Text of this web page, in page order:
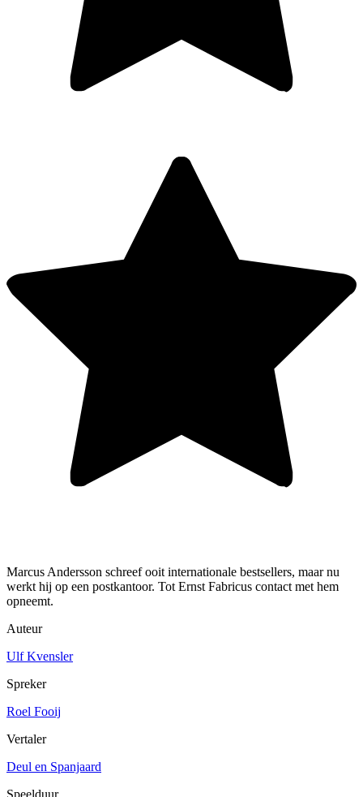
Marcus Andersson schreef ooit internationale bestsellers, maar nu
werkt hij op een postkantoor. Tot Ernst Fabricus contact met hem
opneemt.
Auteur
Ulf Kvensler
Spreker
Roel Fooij
Vertaler
Deul en Spanjaard
Speelduur